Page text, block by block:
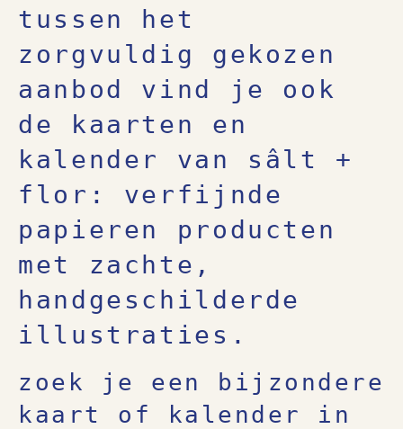
tussen het
zorgvuldig gekozen
aanbod vind je ook
de kaarten en
kalender van sâlt +
flor: verfijnde
papieren producten
met zachte,
handgeschilderde
illustraties.
zoek je een bijzondere
kaart of kalender in